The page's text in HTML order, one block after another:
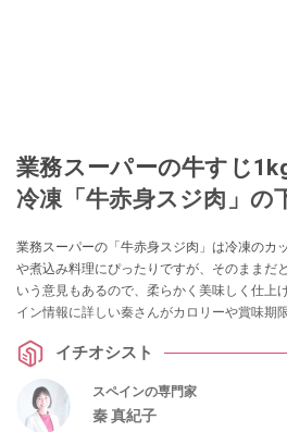
業務スーパーの牛すじ
冷凍「牛赤身スジ肉」の
業務スーパーの「牛赤身スジ肉」は冷凍のカ
や煮込み料理にぴったりですが、そのままだ
いう意見もあるので、柔らかく美味しく仕上
イン情報に詳しい秦さんがカロリーや賞味期
連商品も紹介します。
イチオシスト
スペインの専門家
秦 真紀子